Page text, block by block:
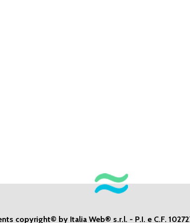
copyright© by Italia Web® s.r.l. - P.I. e C.F.